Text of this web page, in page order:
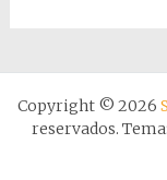
Copyright © 2026
reservados. Tema: